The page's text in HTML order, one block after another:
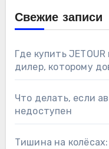
Свежие записи
Где купить
дилер, которому
Что делать, если
недоступен
Тишина на